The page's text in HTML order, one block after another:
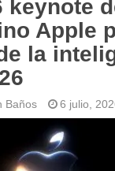
keynote
Apple
la
Baños 6 julio,